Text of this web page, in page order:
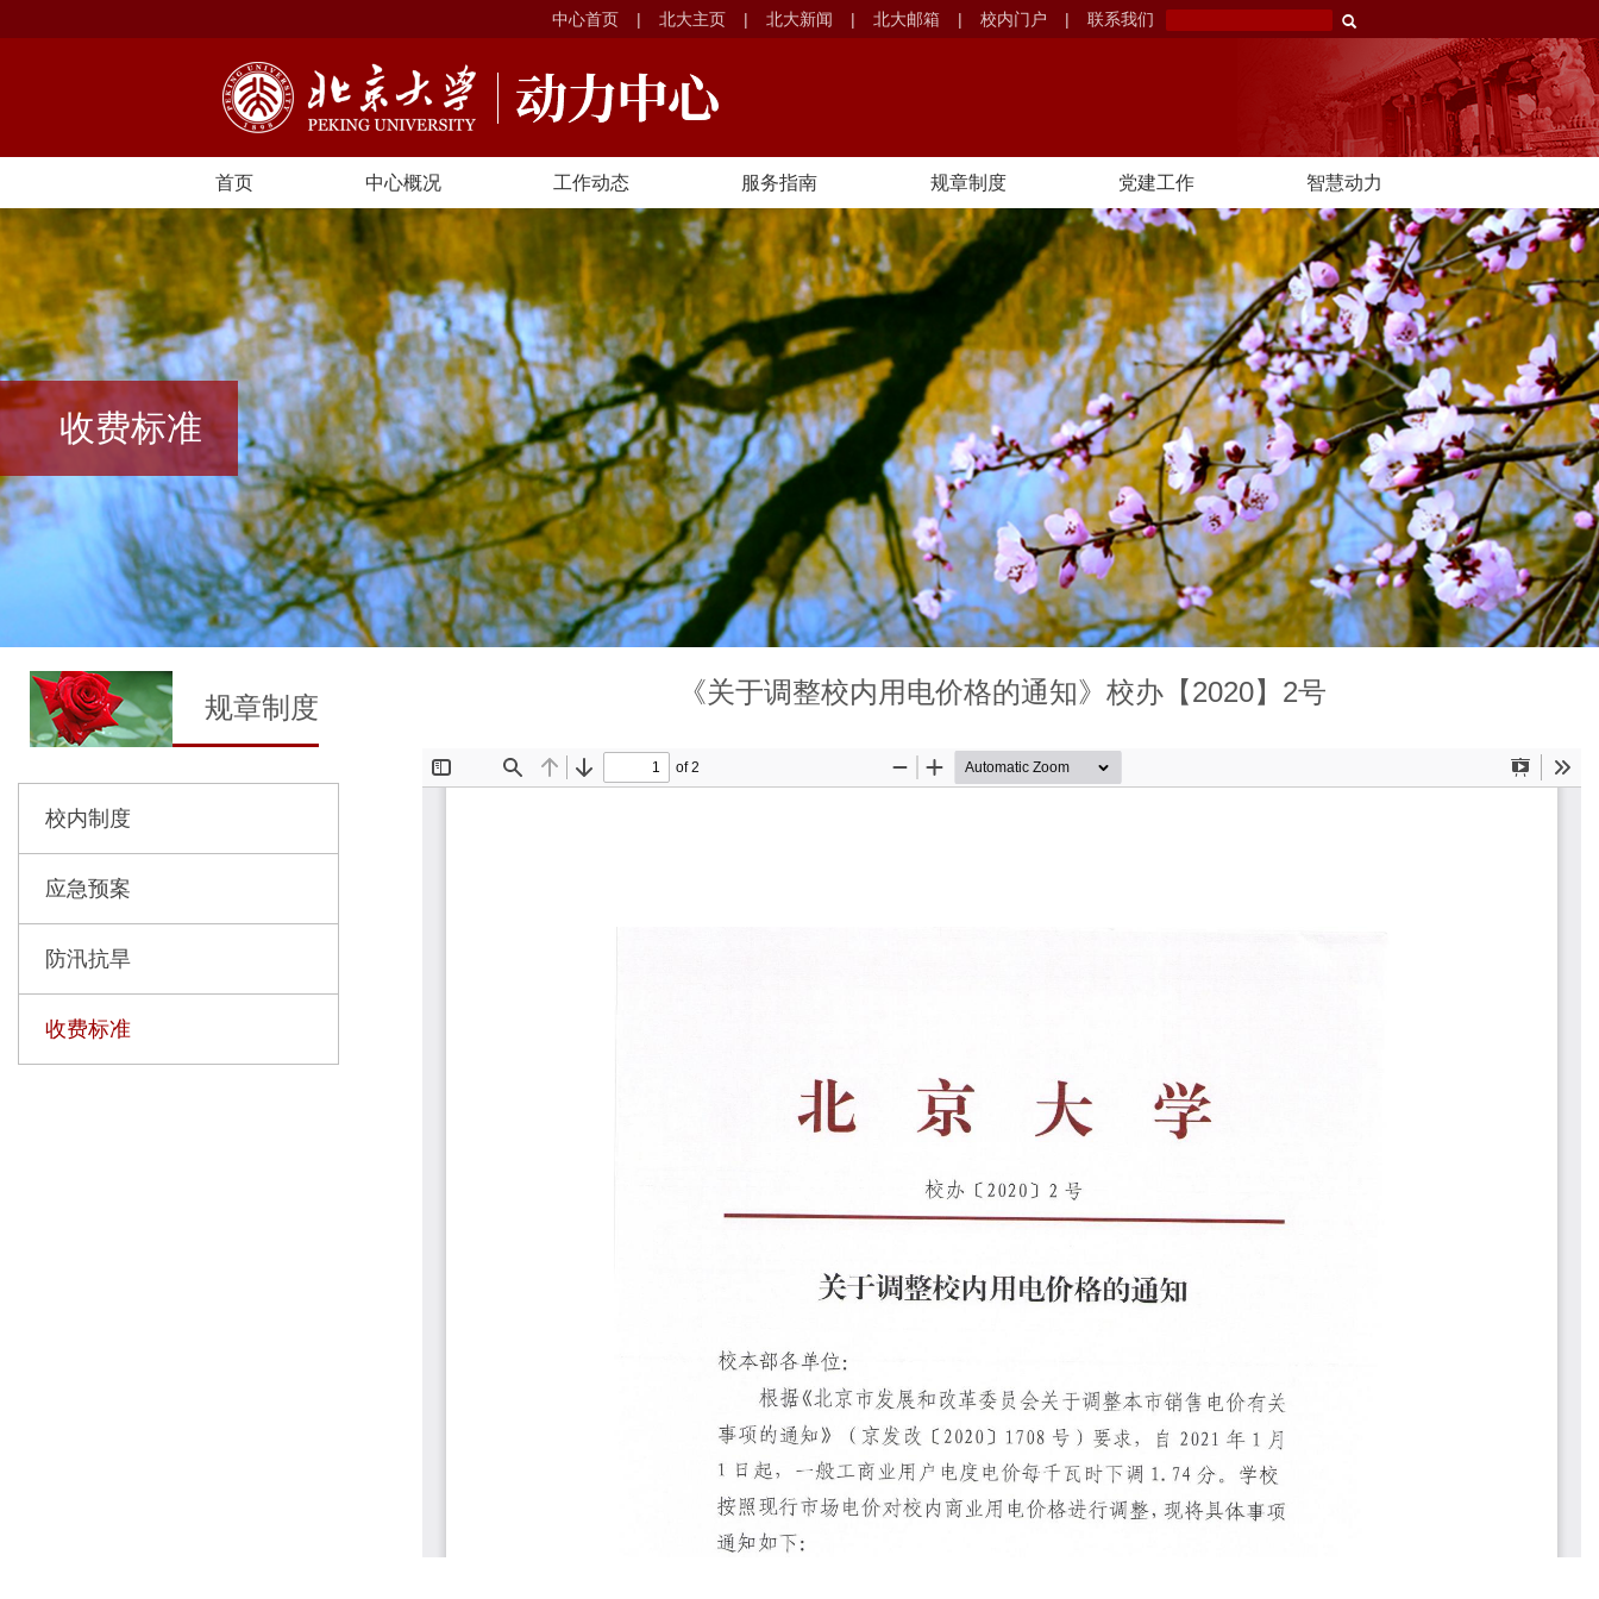
中心首页 | 北大主页 | 北大新闻 | 北大邮箱 | 校内门户 | 联系我们
首页 中心概况 工作动态 服务指南 规章制度 党建工作 智慧动力
收费标准
规章制度
校内制度
应急预案
防汛抗旱
收费标准
《关于调整校内用电价格的通知》校办【2020】2号